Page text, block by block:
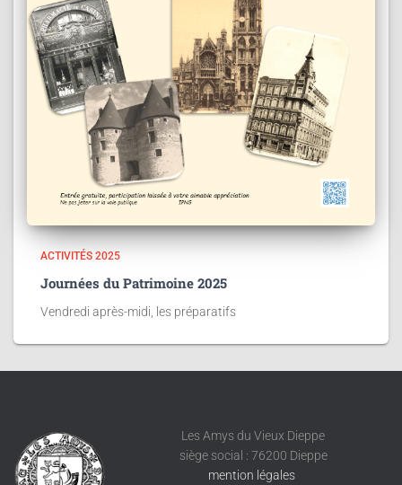
ACTIVITÉS 2025
Journées du Patrimoine 2025
Vendredi après-midi, les préparatifs
Les Amys du Vieux Dieppe
siège social : 76200 Dieppe
mention légales